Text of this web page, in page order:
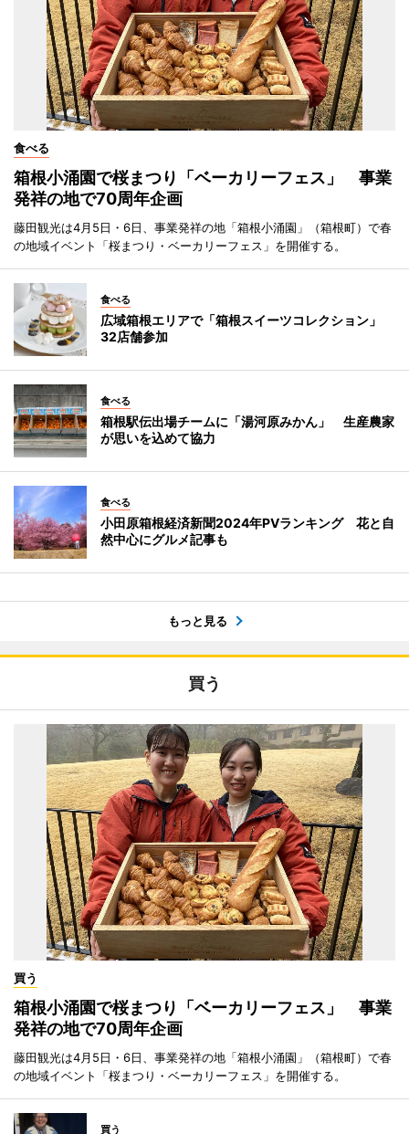
食べる
箱根小涌園で桜まつり「ベーカリーフェス」 事業
発祥の地で70周年企画
藤田観光は4月5日・6日、事業発祥の地「箱根小涌園」（箱根町）で春
の地域イベント「桜まつり・ベーカリーフェス」を開催する。
食べる
広域箱根エリアで「箱根スイーツコレクション」
32店舗参加
食べる
箱根駅伝出場チームに「湯河原みかん」 生産農家
が思いを込めて協力
食べる
小田原箱根経済新聞2024年PVランキング 花と自
然中心にグルメ記事も
もっと見る
買う
買う
箱根小涌園で桜まつり「ベーカリーフェス」 事業
発祥の地で70周年企画
藤田観光は4月5日・6日、事業発祥の地「箱根小涌園」（箱根町）で春
の地域イベント「桜まつり・ベーカリーフェス」を開催する。
買う